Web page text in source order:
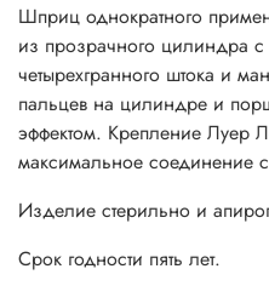
Шприц однократного
из прозрачного цилиндра
четырехгранного штока и
пальцев на цилиндре и
эффектом. Крепление Луер
максимальное соединение
Изделие стерильно и
Срок годности пять лет.